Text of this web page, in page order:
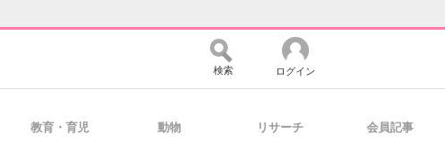
検索 ログイン
教育・育児 動物 リサーチ 会員記事